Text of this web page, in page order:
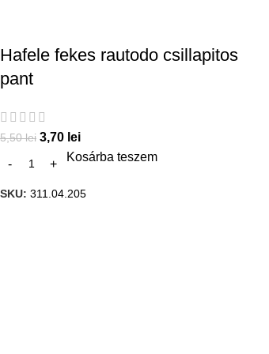
Hafele fekes rautodo csillapitos
pant
5,50lei 3,70 lei
Kosárba teszem
SKU: 311.04.205